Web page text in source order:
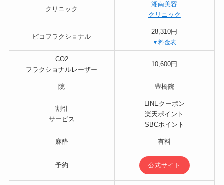
クリニック
湘南美容
クリニック
ピコフラクショナル
28,310円
▼料金表
CO2
フラクショナルレーザー
10,600円
院 豊橋院
割引
サービス
LINEクーポン
楽天ポイント
SBCポイント
麻酔 有料
予約 公式サイト